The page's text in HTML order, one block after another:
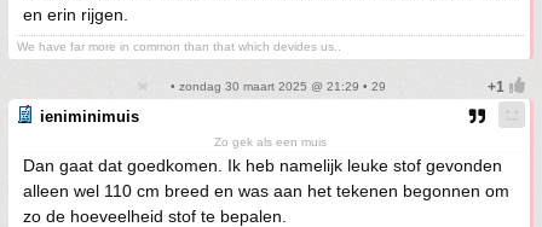
en erin rijgen.
We have far more in common than that which devides us..
• zondag 30 maart 2025 @ 21:29 • 29
ieniminimuis
Zo gek als een muis
Dan gaat dat goedkomen. Ik heb namelijk leuke stof gevonden
alleen wel 110 cm breed en was aan het tekenen begonnen om
zo de hoeveelheid stof te bepalen.